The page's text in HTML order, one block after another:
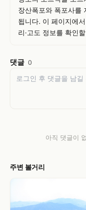
장산폭포와 폭포사를
됩니다. 이 페이지에
리·고도 정보를 확인
댓글 0
아직 댓글이
주변 볼거리